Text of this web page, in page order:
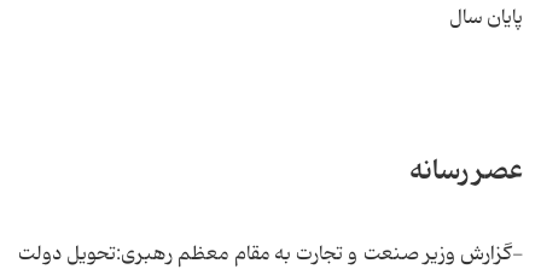
پایان سال
عصر رسانه
-گزارش وزیر صنعت و تجارت به مقام معظم رهبری:تحویل دولت